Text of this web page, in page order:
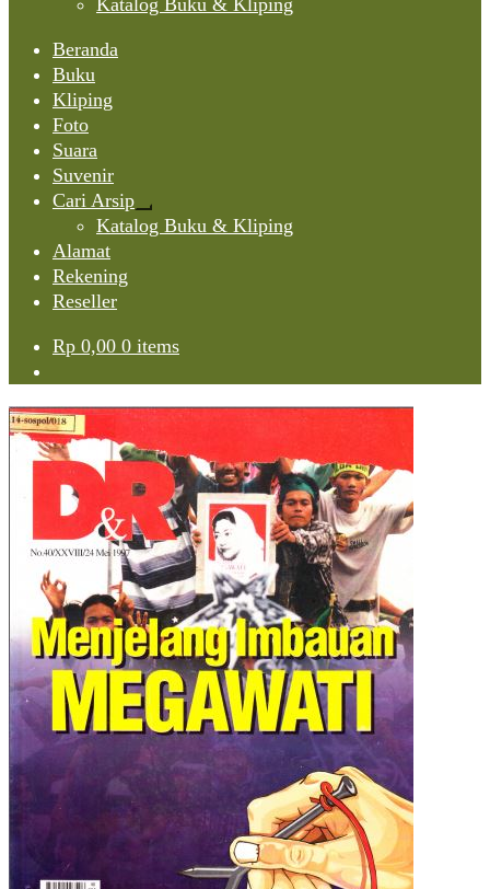
Katalog Buku & Kliping
Beranda
Buku
Kliping
Foto
Suara
Suvenir
Cari Arsip
Expand
child
Katalog Buku & Kliping
Alamat
Rekening
Reseller
Rp 0,00 0 items